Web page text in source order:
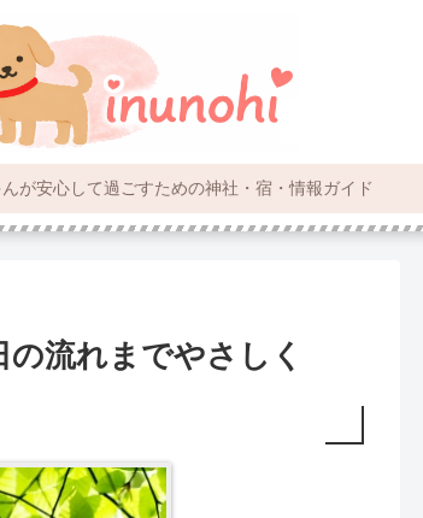
が安心して過ごすための神社・宿・情報ガイド
流れまでやさしく